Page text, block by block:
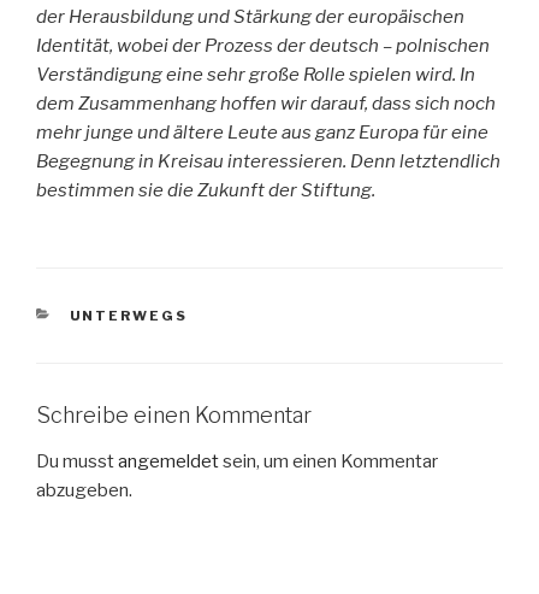
der Herausbildung und Stärkung der europäischen
Identität, wobei der Prozess der deutsch – polnischen
Verständigung eine sehr große Rolle spielen wird. In
dem Zusammenhang hoffen wir darauf, dass sich noch
mehr junge und ältere Leute aus ganz Europa für eine
Begegnung in Kreisau interessieren. Denn letztendlich
bestimmen sie die Zukunft der Stiftung.
KATEGORIEN
UNTERWEGS
Schreibe einen Kommentar
Du musstangemeldetsein, um einen Kommentar
abzugeben.